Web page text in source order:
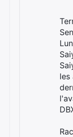
les